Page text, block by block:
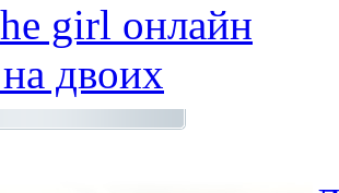
girl онлайн
двоих